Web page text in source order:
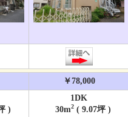
￥78,000
)
1DK
30m2 ( 9.07坪 )